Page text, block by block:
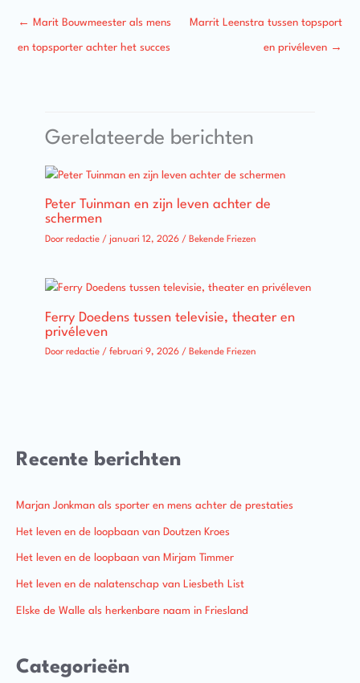
← Marit Bouwmeester als mens
en topsporter achter het succes
Marrit Leenstra tussen topsport
en privéleven →
Gerelateerde berichten
Peter Tuinman en zijn leven achter de
schermen
Door redactie / januari 12, 2026 / Bekende Friezen
Ferry Doedens tussen televisie, theater en
privéleven
Door redactie /februari 9, 2026 / Bekende Friezen
Recente berichten
Marjan Jonkman als sporter en mens achter de prestaties
Het leven en de loopbaan van Doutzen Kroes
Het leven en de loopbaan van Mirjam Timmer
Het leven en de nalatenschap van Liesbeth List
Elske de Walle als herkenbare naam in Friesland
Categorieën